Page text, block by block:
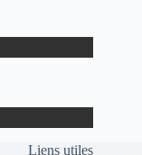
Liens utiles